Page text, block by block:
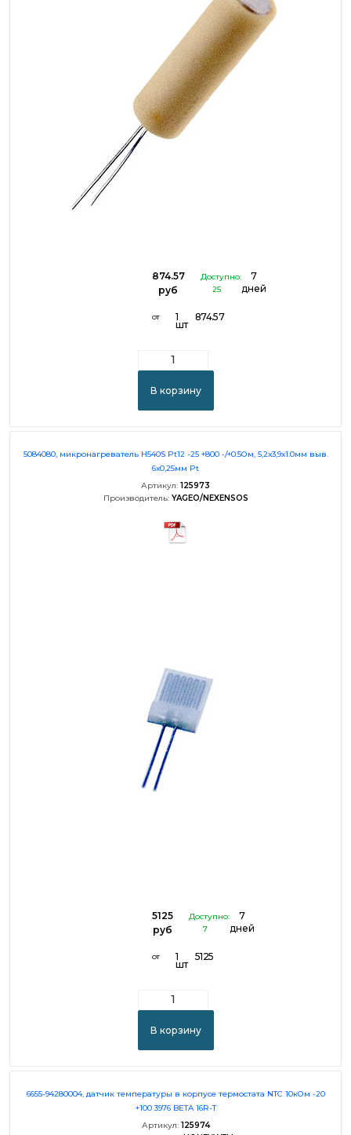
874.57
руб
Доступно:
25
7
дней
от 1
шт
874.57
В корзину
5084080, микронагреватель H540S Pt12 -25 +800 -/+0.5Ом, 5,2х3,9х1.0мм выв.
6х0,25мм Pt
Артикул: 125973
Производитель: YAGEO/NEXENSOS
5125
руб
Доступно:
7
7
дней
от 1
шт
5125
В корзину
6655-94280004, датчик температуры в корпусе термостата NTC 10кОм -20
+100 3976 BETA 16R-T
Артикул: 125974